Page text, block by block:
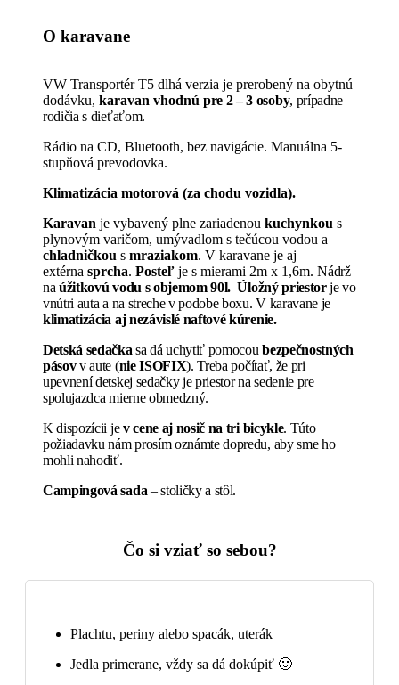
O karavane
VW Transportér T5 dlhá verzia je prerobený na obytnú
dodávku, karavan vhodnú pre 2 – 3 osoby, prípadne
rodičia s dieťaťom.
Rádio na CD, Bluetooth, bez navigácie. Manuálna 5-
stupňová prevodovka.
Klimatizácia motorová (za chodu vozidla).
Karavan je vybavený plne zariadenou kuchynkou s
plynovým varičom, umývadlom s tečúcou vodou a
chladničkou s mraziakom. V karavane je aj
extérna sprcha. Posteľ je s mierami 2m x 1,6m. Nádrž
naúžitkovú vodu s objemom 90l. Úložný priestorje vo
vnútri auta a na streche v podobe boxu. V karavane je
klimatizácia aj nezávislé naftové kúrenie.
Detská sedačka sa dá uchytiť pomocoubezpečnostných
pásovv aute (nie ISOFIX). Treba počítať, že pri
upevnení detskej sedačky je priestor na sedenie pre
spolujazdca mierne obmedzný.
K dispozícii jev cene aj nosič na tri bicykle. Túto
požiadavku nám prosím oznámte dopredu, aby sme ho
mohli nahodiť.
Campingová sada – stoličky a stôl.
Čo si vziať so sebou?
Plachtu, periny alebo spacák, uterák
Jedla primerane, vždy sa dá dokúpiť 🙂